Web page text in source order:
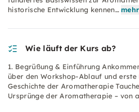
historische Entwicklung kennen…
Wie läuft der Kurs ab?
1. Begrüßung & Einführung
über den Workshop-Ablauf und erste
Geschichte der Aromatherapie
Ursprünge der Aromatherapie – von